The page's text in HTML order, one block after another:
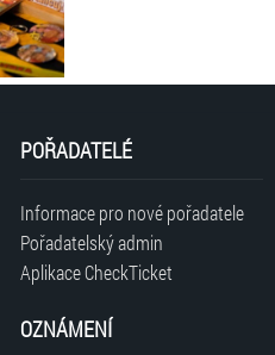
POŘADATELÉ
Informace pro nové pořadatele
Pořadatelský admin
Aplikace CheckTicket
OZNÁMENÍ